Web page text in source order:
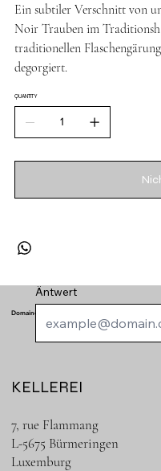
Ein subtiler Verschnitt von
Noir Trauben im
traditionellen
degorgiert.
QUANTITY
KELLEREI
7, rue Flammang
L-5675 Bürmeringen
Luxemburg
Domaine de Schengen
Äntwert